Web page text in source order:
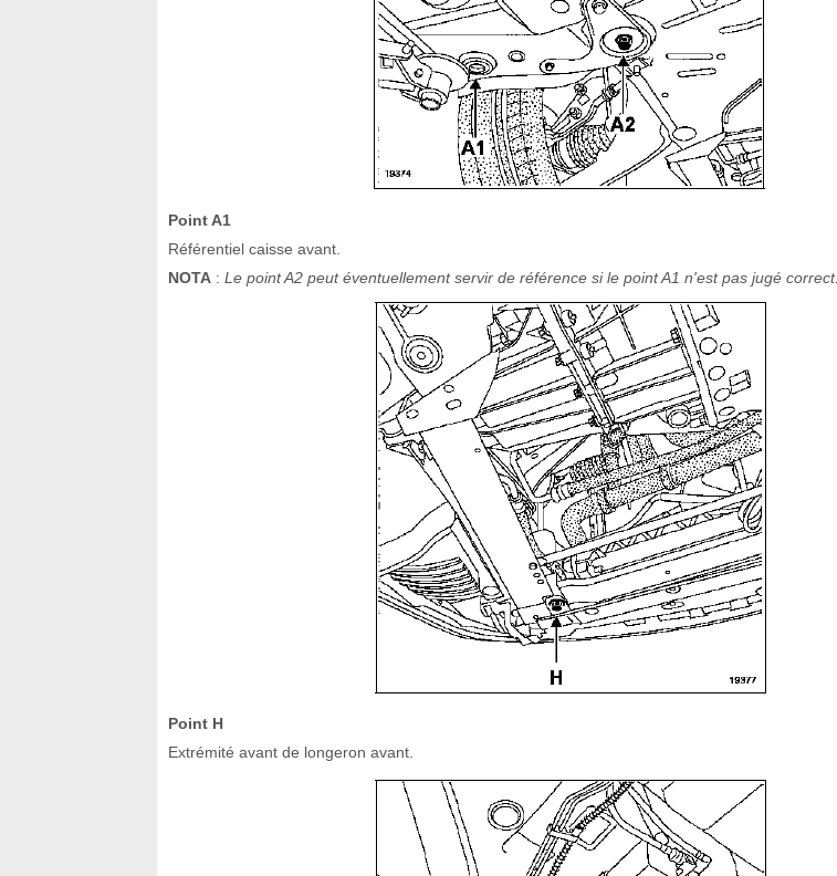
Point A1
Référentiel caisse avant.
NOTA : Le point A2 peut éventuellement servir de référence si le point A1 n'est pas jugé correct.
Point H
Extrémité avant de longeron avant.